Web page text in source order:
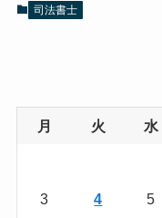
司法書士
月 火 水
3 4 5